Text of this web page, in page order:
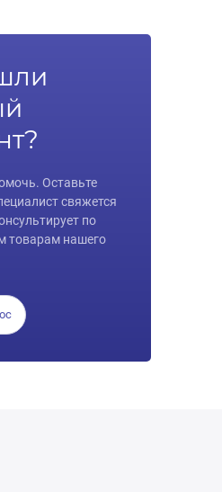
Оставьте
свяжется
по
товарам нашего